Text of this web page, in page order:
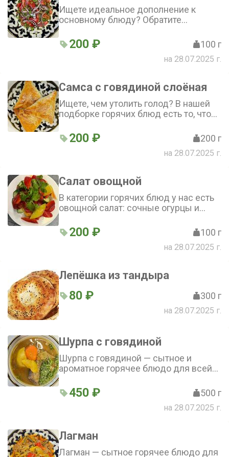
Ищете идеальное дополнение к
основному блюду? Обратите
помидоры, ароматный лук и пряная
кинза, умело сдобренные солью,
создают яркий и насыщенный вкус.
200 ₽ 100 г
на 28.07.2025 г.
Самса с говядиной слоёная
Ищете, чем утолить голод? В нашей
подборке горячих блюд есть то, что
Сочная начинка из говядины и лука
со специями завернута в хрустящее
слоёное тесто. Порадуйте себя
200 ₽ 200 г
на 28.07.2025 г.
Салат овощной
В категории горячих блюд у нас есть
овощной салат: сочные огурцы и
зелень и немного соли – простое
сочетание, создающее гармонию
200 ₽ 100 г
на 28.07.2025 г.
Лепёшка из тандыра
80 ₽ 300 г
на 28.07.2025 г.
Шурпа с говядиной
Шурпа с говядиной — сытное и
ароматное горячее блюдо для всей
ингредиенты. Порадуйте себя и
своих близких восхитительным
450 ₽ 500 г
на 28.07.2025 г.
Лагман
Лагман — сытное горячее блюдо для